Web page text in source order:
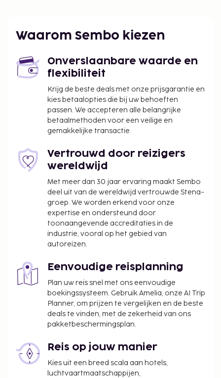
Waarom Sembo kiezen
Onverslaanbare waarde en
flexibiliteit
Krijg de beste deals met onze prijsgarantie en
kies betaalopties die bij uw behoeften
passen. We accepteren alle belangrijke
betaalmethoden voor een veilige en
gemakkelijke transactie.
Vertrouwd door reizigers
wereldwijd
Met meer dan 30 jaar ervaring maakt Sembo
deel uit van de wereldwijd vertrouwde Stena-
groep. We worden erkend voor onze
expertise en ondersteund door
toonaangevende accreditaties in de
industrie, vooral op het gebied van
autoreizen.
Eenvoudige reisplanning
Plan uw reis snel met ons eenvoudige
boekingssysteem. Gebruik Amelia, onze AI Trip
Planner, om prijzen te vergelijken en de beste
deals te vinden, met de zekerheid van ons
pakketbeschermingsplan.
Reis op jouw manier
Kies uit een breed scala aan hotels,
luchtvaartmaatschappijen,